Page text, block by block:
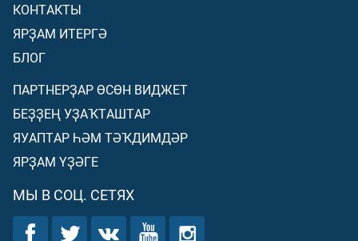
КОНТАКТЫ
ЯРҘАМ ИТЕРГӘ
БЛОГ
ПАРТНЕРҘАР ӨСӨН ВИДЖЕТ
БЕҘҘЕҢ УҘАҠТАШТАР
ЯУАПТАР ҺӘМ ТӘҠДИМДӘР
ЯРҘАМ ҮҘӘГЕ
МЫ В СОЦ. СЕТЯХ